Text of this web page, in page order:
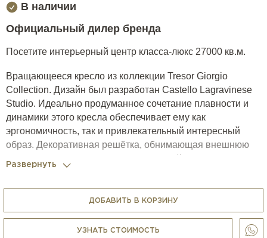
В наличии
Официальный дилер бренда
Посетите интерьерный центр класса-люкс 27000 кв.м.
Вращающееся кресло из коллекции Tresor Giorgio
Collection. Дизайн был разработан Castello Lagravinese
Studio. Идеально продуманное сочетание плавности и
динамики этого кресла обеспечивает ему как
эргономичность, так и привлекательный интересный
образ. Декоративная решётка, обнимающая внешнюю
Развернуть
ДОБАВИТЬ В КОРЗИНУ
УЗНАТЬ СТОИМОСТЬ